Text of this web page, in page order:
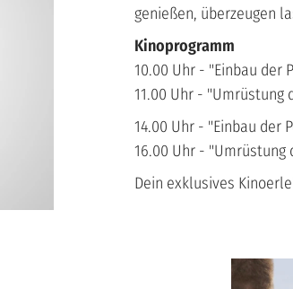
genießen, überzeugen
Kinoprogramm
10.00 Uhr - "Einbau der
11.00 Uhr - "Umrüstung
14.00 Uhr - "Einbau der
16.00 Uhr - "Umrüstung
Dein exklusives